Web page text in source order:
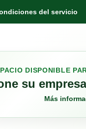
del servicio
DISPONIBLE
su
Más